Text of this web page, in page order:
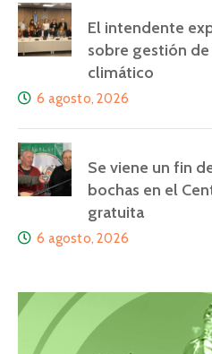
El intendente
sobre gestión
climático
6 agosto, 2026
Se viene un fin
bochas en el
gratuita
6 agosto, 2026